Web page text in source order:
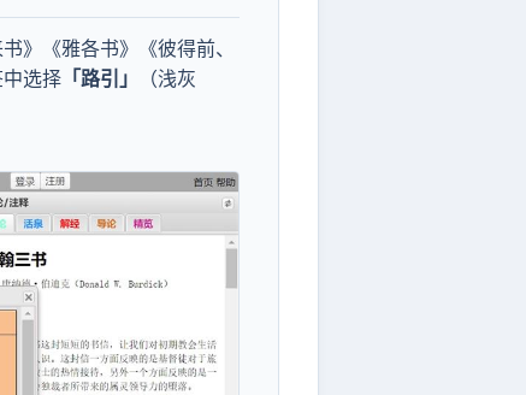
》《雅各书》《彼得前、
选择 「路引」
（浅灰